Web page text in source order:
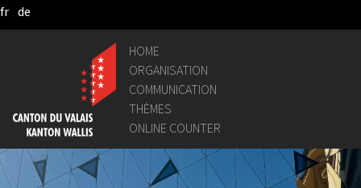
Skip to Main Content
fr de
HOME
ORGANISATION
COMMUNICATION
THÈMES
ONLINE COUNTER